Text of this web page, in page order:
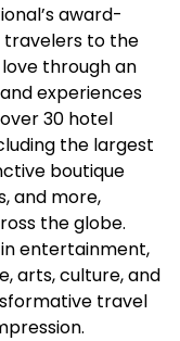
award-
to the
through an
experiences
30 hotel
the largest
boutique
and more,
the globe.
entertainment,
arts, culture, and
travel